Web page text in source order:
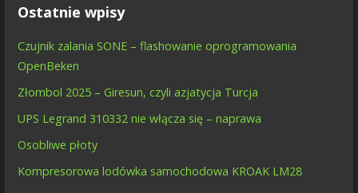
Ostatnie wpisy
Czujnik zalania SONE – flashowanie oprogramowania
OpenBeken
Złombol 2025 – Giresun, czyli azjatycja Turcja
UPS Legrand 310332 nie włącza się – naprawa
Osobliwe płoty
Kompresorowa lodówka samochodowa KROAK LM28